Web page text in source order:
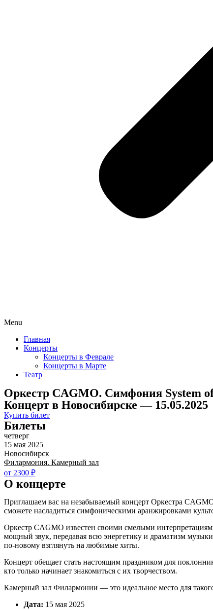
Menu
Главная
Концерты
Концерты в Феврале
Концерты в Марте
Театр
Оркестр CAGMO. Симфония System
Концерт в Новосибирске — 15.05.2025
Купить билет
Билеты
четверг
15 мая 2025
Новосибирск
Филармония. Камерный зал
от 2300 ₽
О концерте
Приглашаем вас на незабываемый концерт Оркестра
сможете насладиться симфоническими аранжировками
Оркестр CAGMO известен своими смелыми
мощный звук, передавая всю энергетику и драматизм
по-новому взглянуть на любимые хиты.
Концерт обещает стать настоящим праздником для
кто только начинает знакомиться с их творчеством.
Камерный зал Филармонии — это идеальное место для
Дата: 15 мая 2025